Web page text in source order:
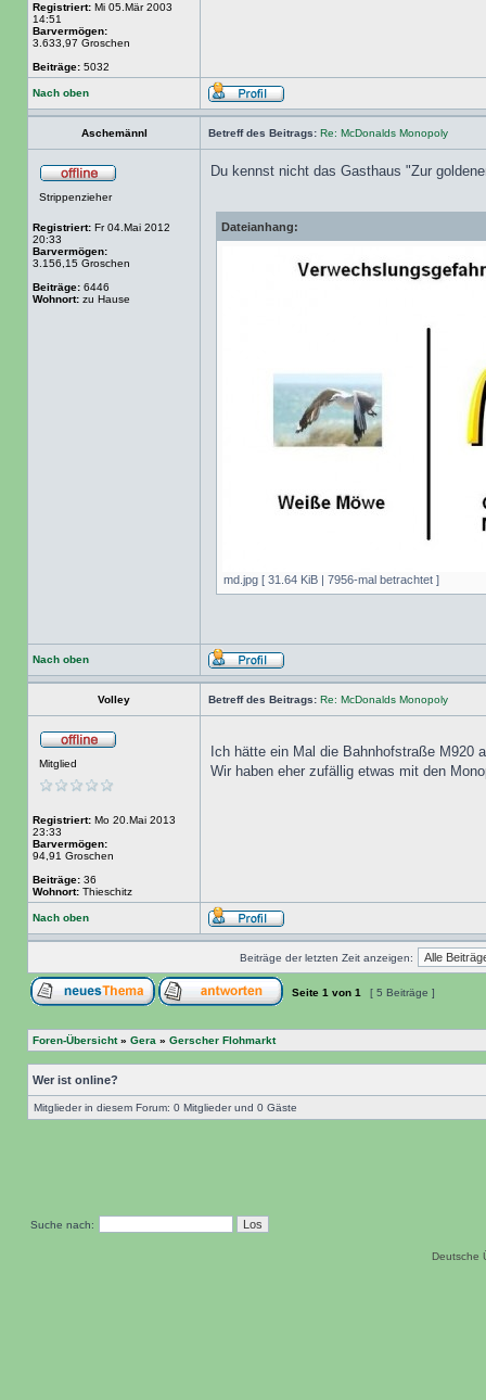
Registriert: Mi 05.Mär 2003
14:51
Barvermögen:
3.633,97 Groschen
Beiträge: 5032
Nach oben
Aschemännl Betreff des Beitrags: Re: McDonalds Monopoly
Strippenzieher
Registriert: Fr 04.Mai 2012
20:33
Barvermögen:
3.156,15 Groschen
Beiträge: 6446
Wohnort: zu Hause
Du kennst nicht das Gasthaus "Zur
Dateianhang:
md.jpg [ 31.64 KiB | 7956-mal betrachtet ]
Nach oben
Volley Betreff des Beitrags: Re: McDonalds Monopoly
Mitglied
Registriert: Mo 20.Mai 2013
23:33
Barvermögen:
94,91 Groschen
Beiträge: 36
Wohnort: Thieschitz
Ich hätte ein Mal die Bahnhofstraße M920
Wir haben eher zufällig etwas mit den
Nach oben
Beiträge der letzten Zeit anzeigen:
Seite 1 von 1 [ 5 Beiträge ]
Foren-Übersicht» Gera » Gerscher Flohmarkt
Wer ist online?
Mitglieder in diesem Forum: 0 Mitglieder und 0 Gäste
Suche nach:
Deutsche